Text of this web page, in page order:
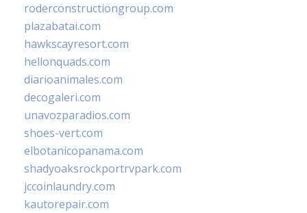
roderconstructiongroup.com
plazabatai.com
hawkscayresort.com
hellonquads.com
diarioanimales.com
decogaleri.com
unavozparadios.com
shoes-vert.com
elbotanicopanama.com
shadyoaksrockportrvpark.com
jccoinlaundry.com
kautorepair.com